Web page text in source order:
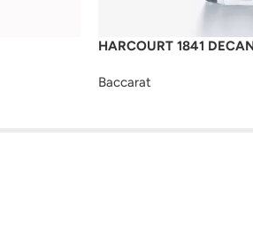
HARCOURT 1841
Baccarat